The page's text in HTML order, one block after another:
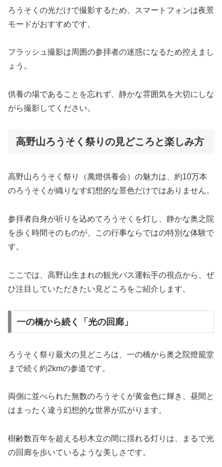
ろうそくの光だけで撮影するため、スマートフォンは夜景
モードがおすすめです。
フラッシュ撮影は周囲の参拝者の迷惑になるため控えまし
ょう。
供養の場であることを忘れず、静かな雰囲気を大切にしな
がら撮影してください。
高野山ろうそく祭りの見どころと楽しみ方
高野山ろうそく祭り（萬燈供養会）の魅力は、約10万本
のろうそくが織りなす幻想的な景色だけではありません。
参拝者自身が祈りを込めてろうそくを灯し、静かな奥之院
を歩く時間そのものが、この行事ならではの特別な体験で
す。
ここでは、高野山生まれの観光バス運転手の視点から、ぜ
ひ注目していただきたい見どころをご紹介します。
一の橋から続く「光の回廊」
ろうそく祭り最大の見どころは、一の橋から奥之院燈籠堂
まで続く約2kmの参道です。
両側に並べられた無数のろうそくが黄金色に輝き、昼間と
はまったく違う幻想的な世界が広がります。
樹齢数百年を超える杉木立の間に揺れる灯りは、まるで光
の回廊を歩いているような美しさです。